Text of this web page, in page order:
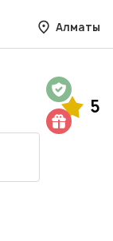
Алматы
5